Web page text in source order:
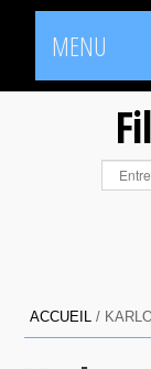
MENU
ACCUEIL /